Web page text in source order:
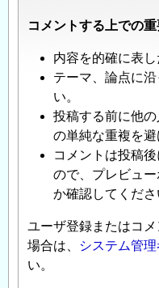
コメントする上での
内容を的確に表し
テーマ、論点に
い。
投稿する前に他
の単純な重複を避
コメントは投稿
ので、プレビュ
か確認してくださ
ユーザ登録またはコ
場合は、
システム管
い。